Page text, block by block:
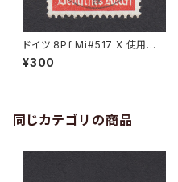
ドイツ 8Pf Mi#517 X 使用済
み切手｜STUTTGART 14.7.1
934
¥300
同じカテゴリの商品